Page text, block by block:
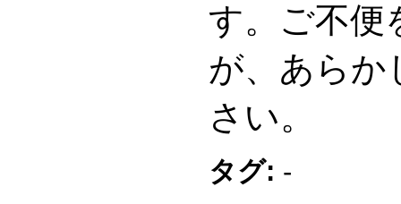
す。ご不便
が、あらか
さい。
タグ: -